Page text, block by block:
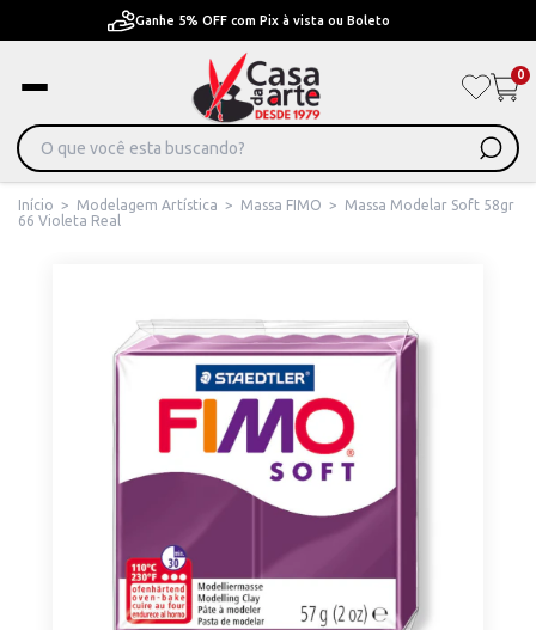
Pague em Até 6x sem juros ou ate 12x com juros
0
Início > Modelagem Artística > Massa FIMO >
Massa Modelar Soft 58gr
66 Violeta Real